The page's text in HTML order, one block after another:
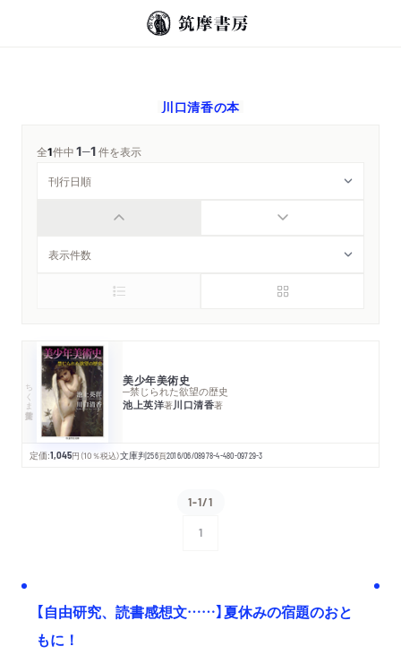
川口清香の本
全1件中1─1件を表示
ちくま学芸文庫 美少年美術史
─禁じられた欲望の歴史
池上英洋著川口清香著
定価:1,045円 （10％税込）文庫判256頁2016/06/08978-4-480-09729-3
1-1/1
1
【自由研究、読書感想文……】夏休みの宿題のおと
もに！